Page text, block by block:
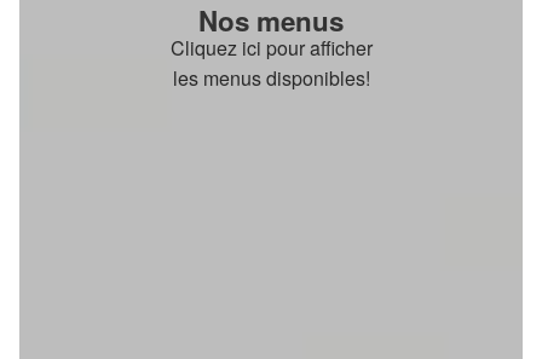
Nos menus
Cliquez ici pour afficher
les menus disponibles!